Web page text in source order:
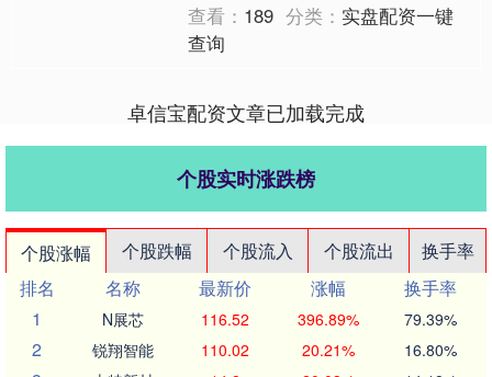
查看： 189 分类： 实盘配资一键
查询
卓信宝配资文章已加载完成
个股实时涨跌榜
个股涨幅 个股跌幅 个股流入 个股流出
换手率
排名
名称 最新价 涨幅
换手率
1
N展芯 116.52 396.89% 79.39%
2 锐翔智能 110.02 20.21% 16.80%